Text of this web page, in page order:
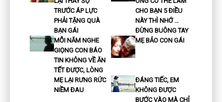
TRƯỚC ÁP LỰC
PHẢI TẶNG QUÀ
BẠN GÁI
CHO BẠN 5 ĐIỀU
NÀY THÌ NHỚ …
ĐỪNG BUÔNG TAY
MỖI NĂM NGHE
GIỌNG CON BÁO
TIN KHÔNG VỀ ĂN
TẾT ĐƯỢC, LÒNG
MẸ LẠI RƯNG RỨC
NIỀM ĐAU
MẸ BẢO CON GÁI
ĐÁNG TIẾC, EM
KHÔNG ĐƯỢC
BƯỚC VÀO MÀ CHỈ